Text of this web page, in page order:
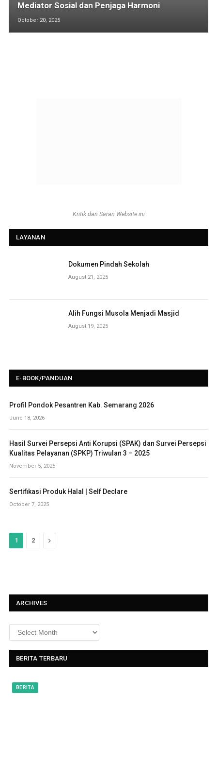
Mediator Sosial dan Penjaga Harmoni
October 20, 2025
Kritik dan Saran Website ini
LAYANAN
Dokumen Pindah Sekolah
August 21, 2025
Alih Fungsi Musola Menjadi Masjid
August 19, 2025
E-BOOK/PANDUAN
Profil Pondok Pesantren Kab. Semarang 2026
June 18, 2026
Hasil Survei Persepsi Anti Korupsi (SPAK) dan Survei Persepsi
Kualitas Pelayanan (SPKP) Triwulan 3 – 2025
November 5, 2025
Sertifikasi Produk Halal | Self Declare
October 7, 2025
1 2
N
ARCHIVES
BERITA TERBARU
BERITA